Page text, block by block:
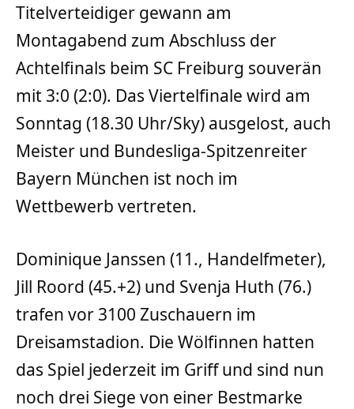
Titelverteidiger gewann am
Montagabend zum Abschluss der
Achtelfinals beim SC Freiburg souverän
mit 3:0 (2:0). Das Viertelfinale wird am
Sonntag (18.30 Uhr/Sky) ausgelost, auch
Meister und Bundesliga-Spitzenreiter
Bayern München ist noch im
Wettbewerb vertreten.
Dominique Janssen (11., Handelfmeter),
Jill Roord (45.+2) und Svenja Huth (76.)
trafen vor 3100 Zuschauern im
Dreisamstadion. Die Wölfinnen hatten
das Spiel jederzeit im Griff und sind nun
noch drei Siege von einer Bestmarke